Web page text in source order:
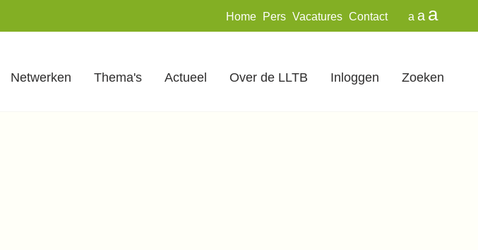
Home Pers Vacatures Contact a a a
Netwerken Thema's Actueel Over de LLTB Inloggen Zoeken